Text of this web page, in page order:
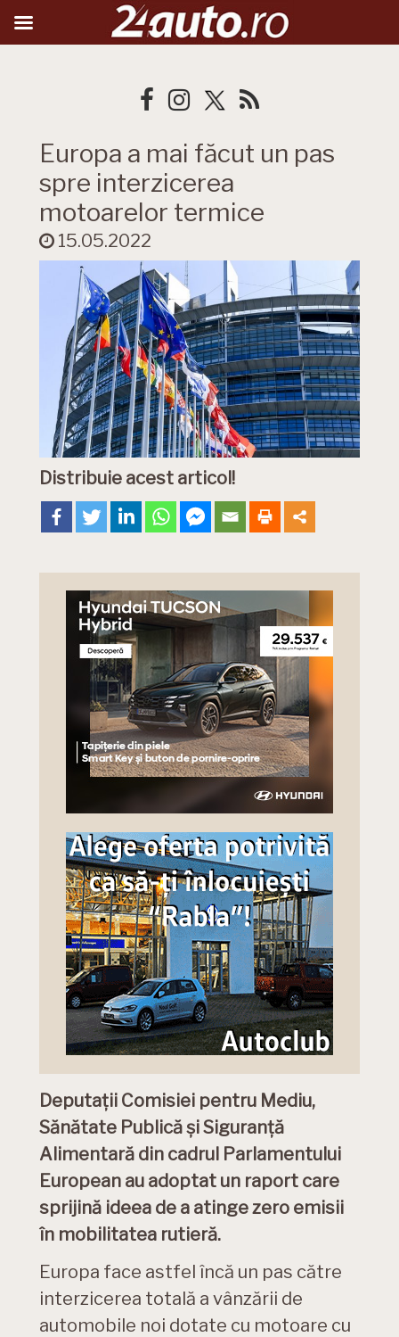
Europa a mai făcut un pas
spre interzicerea
motoarelor termice
15.05.2022
Distribuie acest articol!
Deputații Comisiei pentru Mediu,
Sănătate Publică și Siguranță
Alimentară din cadrul Parlamentului
European au adoptat un raport care
sprijină ideea de a atinge zero emisii
în mobilitatea rutieră.
Europa face astfel încă un pas către
interzicerea totală a vânzării de
automobile noi dotate cu motoare cu